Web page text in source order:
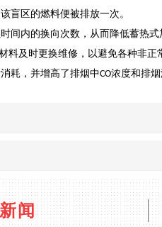
盲区的燃料便被排放一次。
内的换向次数，从而降低蓄热式
及时更换维修，以避免各种非
耗，并增高了排烟中CO浓度和排
新闻